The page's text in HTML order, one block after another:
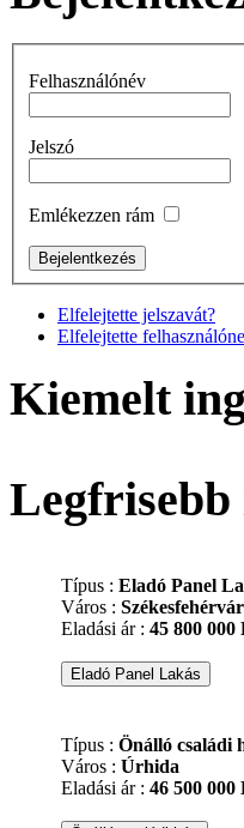
Felhasználónév
Jelszó
Emlékezzen rám
Elfelejtette jelszavát?
Elfelejtette
Kiemelt
Típus : Eladó Panel
Város : Székesfehérvár
Eladási ár : 45 800 000
Típus : Önálló családi
Város : Úrhida
Eladási ár : 46 500 000